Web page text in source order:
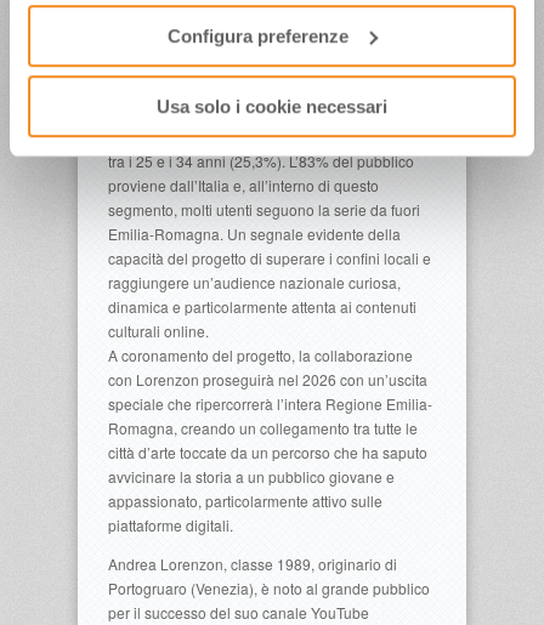
Configura preferenze
Usa solo i cookie necessari
persone diverse, affermandosi come uno dei
progetti digitali più seguiti dedicati alla scoperta
del patrimonio culturale dell’Emilia-Romagna.
ampia partecipazione: il 78,9% dei visualizzatori
dei contenuti ha tra i 18 e i 54 anni, con un picco
tra i 25 e i 34 anni (25,3%). L’83% del pubblico
proviene dall’Italia e, all’interno di questo
segmento, molti utenti seguono la serie da fuori
Emilia-Romagna. Un segnale evidente della
capacità del progetto di superare i confini locali e
raggiungere un’audience nazionale curiosa,
dinamica e particolarmente attenta ai contenuti
culturali online.
A coronamento del progetto, la collaborazione
con Lorenzon proseguirà nel 2026 con un’uscita
speciale che ripercorrerà l’intera Regione Emilia-
Romagna, creando un collegamento tra tutte le
città d’arte toccate da un percorso che ha saputo
avvicinare la storia a un pubblico giovane e
appassionato, particolarmente attivo sulle
piattaforme digitali.
Andrea Lorenzon, classe 1989, originario di
Portogruaro (Venezia), è noto al grande pubblico
per il successo del suo canale YouTube